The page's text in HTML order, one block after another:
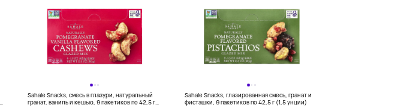
Sahale Snacks, смесь в глазури, натуральный
гранат, ваниль и кешью, 9 пакетиков по 42,5 г
Sahale Snacks, глазированная смесь, гранат и
фисташки, 9 пакетиков по 42,5 г (1,5 унции)